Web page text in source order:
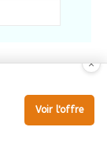
bénéficier
×
Voir l'offre